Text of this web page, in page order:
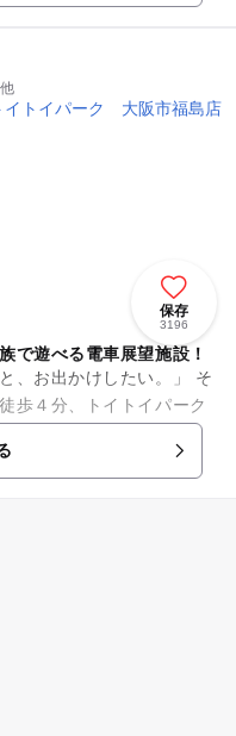
保存
3196
で遊べる電車展望施設！
、お出かけしたい。」 そ
歩４分、トイトイパーク
予約は不要。 鉄道玩具